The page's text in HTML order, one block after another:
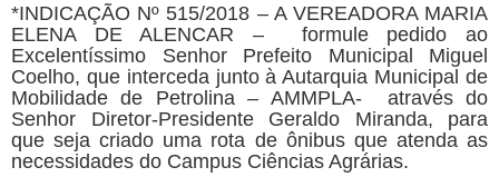
*INDICAÇÃO Nº 515/2018 – A VEREADORA MARIA
ELENA DE ALENCAR – formule pedido ao
Excelentíssimo Senhor Prefeito Municipal Miguel
Coelho, que interceda junto à Autarquia Municipal de
Mobilidade de Petrolina – AMMPLA- através do
Senhor Diretor-Presidente Geraldo Miranda, para
que seja criado uma rota de ônibus que atenda as
necessidades do Campus Ciências Agrárias.